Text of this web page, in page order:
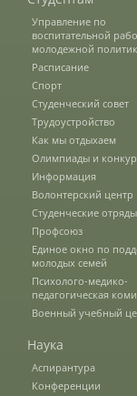
Банковские
Наши услуги
Договоры
Управление по
воспитательной
молодежной
Расписание
Спорт
Студенческий совет
Трудоустройство
Как мы отдыхаем
Олимпиады и
Информация
Волонтерский центр
Студенческие отряды
Профсоюз
Единое окно по
молодых семей
Психолого-медико-
педагогическая
Военный учебный
Наука
Аспирантура
Конференции